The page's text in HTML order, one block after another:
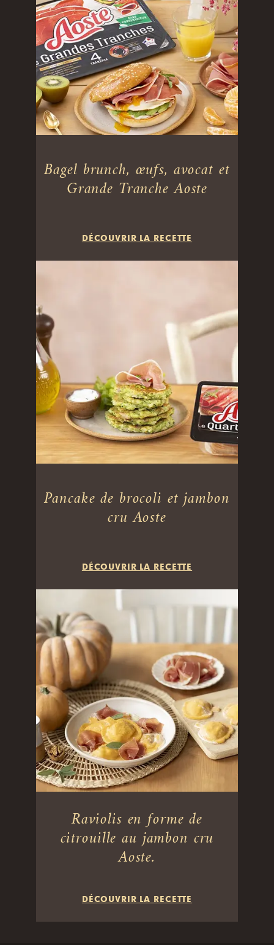
Bagel brunch, œufs, avocat et
Grande Tranche Aoste
DÉCOUVRIR LA RECETTE
Pancake de brocoli et jambon
cru Aoste
DÉCOUVRIR LA RECETTE
Raviolis en forme de
citrouille au jambon cru
Aoste.
DÉCOUVRIR LA RECETTE